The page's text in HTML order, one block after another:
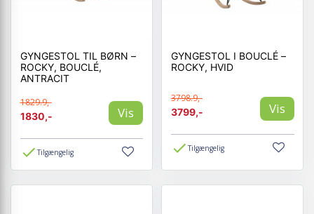
GYNGESTOL TIL BØRN –
ROCKY, BOUCLÉ,
ANTRACIT
1829.9,-
1830,-
Vis
Tilgængelig
GYNGESTOL I BOUCLÉ –
ROCKY, HVID
3798.9,-
3799,-
Vis
Tilgængelig